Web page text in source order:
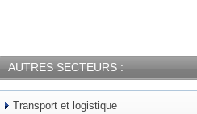
AUTRES SECTEURS :
Transport et logistique